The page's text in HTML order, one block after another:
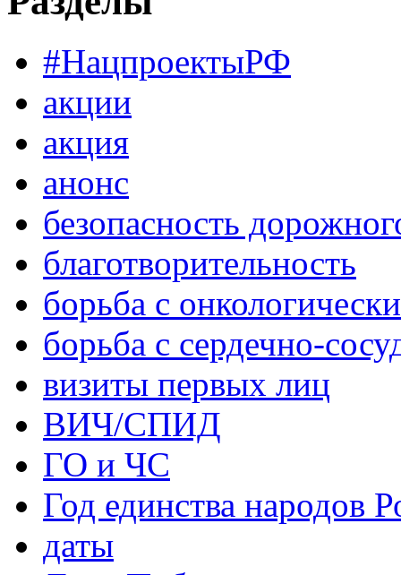
#НацпроектыРФ
акции
акция
анонс
безопасность
благотворительность
борьба с
борьба с сердечно-
визиты первых лиц
ВИЧ/СПИД
ГО и ЧС
Год единства народов
даты